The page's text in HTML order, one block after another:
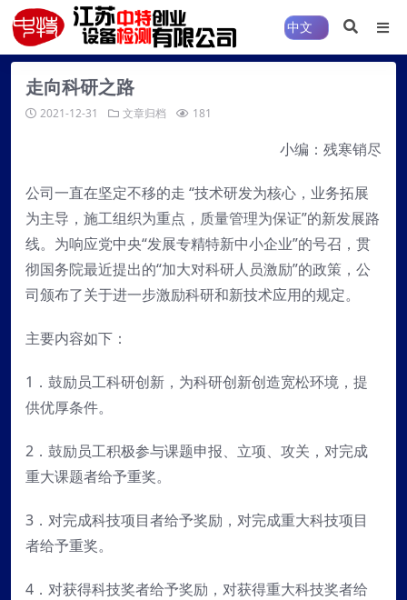
走向科研之路
2021-12-31 文章归档 181
小编：残寒销尽
公司一直在坚定不移的走 “技术研发为核心，业务拓展
为主导，施工组织为重点，质量管理为保证”的新发展路
线。为响应党中央“发展专精特新中小企业”的号召，贯
彻国务院最近提出的“加大对科研人员激励”的政策，公
司颁布了关于进一步激励科研和新技术应用的规定。
主要内容如下：
1．鼓励员工科研创新，为科研创新创造宽松环境，提
供优厚条件。
2．鼓励员工积极参与课题申报、立项、攻关，对完成
重大课题者给予重奖。
3．对完成科技项目者给予奖励，对完成重大科技项目
者给予重奖。
4．对获得科技奖者给予奖励，对获得重大科技奖者给